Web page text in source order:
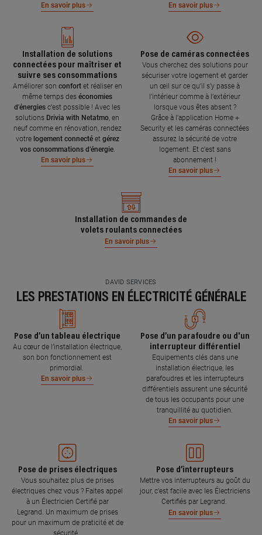
En savoir plus
En savoir plus
Installation de solutions
connectées pour maîtriser et
suivre ses consommations
Améliorer son confort et réaliser en
même temps des économies
d’énergies c’est possible ! Avec les
solutions Drivia with Netatmo , en
neuf comme en rénovation, rendez
votre logement connecté et gérez
vos consommations d’énergie.
En savoir plus
Pose de caméras connectées
Vous cherchez des solutions pour
sécuriser votre logement et garder
un œil sur ce qu’il s’y passe à
l’intérieur comme à l’extérieur
lorsque vous êtes absent ?
Grâce à l'application Home +
Security et les caméras connectées
assurez la sécurité de votre
logement. Et c'est sans
abonnement !
En savoir plus
Installation de commandes de
volets roulants connectées
En savoir plus
DAVID SERVICES
LES PRESTATIONS EN ÉLECTRICITÉ GÉNÉRALE
Pose d’un tableau électrique
Au cœur de l’installation électrique,
son bon fonctionnement est
primordial.
En savoir plus
Pose d’un parafoudre ou d'un
interrupteur différentiel
Equipements clés dans une
installation électrique, les
parafoudres et les interrupteurs
différentiels assurent une sécurité
de tous les occupants pour une
tranquillité au quotidien.
En savoir plus
Pose de prises électriques
Vous souhaitez plus de prises
électriques chez vous ? Faites appel
à un Électricien Certifié par
Legrand. Un maximum de prises
pour un maximum de praticité et de
sécurité.
Pose d’interrupteurs
Mettre vos interrupteurs au goût du
jour, c’est facile avec les Électriciens
Certifiés par Legrand.
En savoir plus